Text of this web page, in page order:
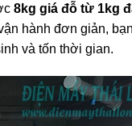
8kg giá đỗ từ 1kg
hành đơn giản,
và tốn thời gian.